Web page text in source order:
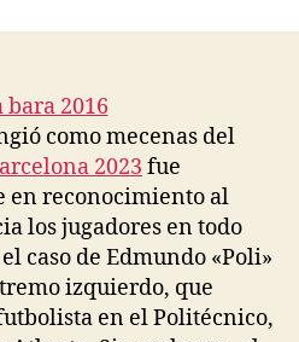
como mecenas del
2023 fue
en reconocimiento al
los jugadores en todo
caso de Edmundo «Poli»
izquierdo, que
en el Politécnico,